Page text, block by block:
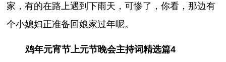
家，有的在路上遇到下雨天，可惨了，你看，那边有
个小媳妇正准备回娘家过年呢。
鸡年元宵节上元节晚会主持词精选篇4